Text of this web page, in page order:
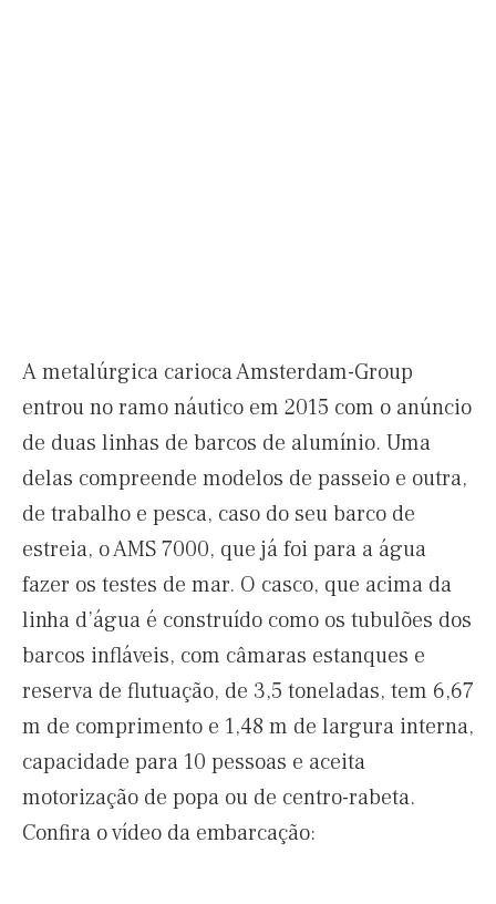
A metalúrgica carioca Amsterdam-Group
entrou no ramo náutico em 2015 com o anúncio
de duas linhas de barcos de alumínio. Uma
delas compreende modelos de passeio e outra,
de trabalho e pesca, caso do seu barco de
estreia, o AMS 7000, que já foi para a água
fazer os testes de mar. O casco, que acima da
linha d’água é construído como os tubulões dos
barcos infláveis, com câmaras estanques e
reserva de flutuação, de 3,5 toneladas, tem 6,67
m de comprimento e 1,48 m de largura interna,
capacidade para 10 pessoas e aceita
motorização de popa ou de centro-rabeta.
Confira o vídeo da embarcação: